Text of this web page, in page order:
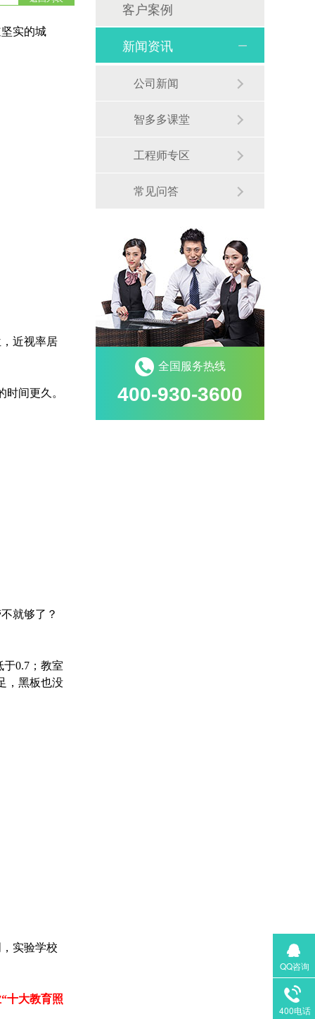
实的城
近视率居
间更久。
就够了？
0.7；教室
，黑板也没
实验学校
十大教育照
客户案例
新闻资讯
公司新闻
智多多课堂
工程师专区
常见问答
全国服务热线
400-930-3600
QQ咨询
400电话